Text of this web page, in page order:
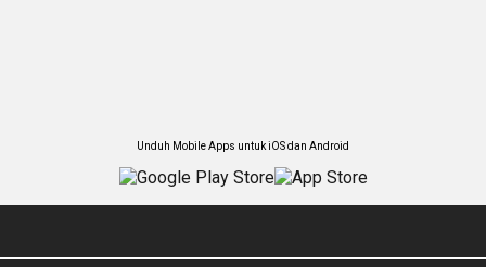
Unduh Mobile Apps untuk iOS dan Android